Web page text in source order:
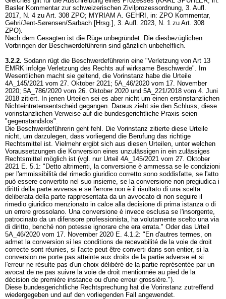
Basler Kommentar zur schweizerischen Zivilprozessordnung, 3. Aufl.
2017, N. 4 zu Art. 308 ZPO; MYRIAM A. GEHRI, in: ZPO Kommentar,
Gehri/Jent-Sørensen/Sarbach [Hrsg.], 3. Aufl. 2023, N. 1 zu Art. 308
ZPO).
Nach dem Gesagten ist die Rüge unbegründet. Die diesbezüglichen
Vorbringen der Beschwerdeführerin sind gänzlich unbehelflich.
3.2.2. Sodann rügt die Beschwerdeführerin eine "Verletzung von Art 13
EMRK infolge Verletzung des Rechts auf wirksame Beschwerde". Im
Wesentlichen macht sie geltend, die Vorinstanz habe die Urteile
4A_145/2021 vom 27. Oktober 2021; 5A_46/2020 vom 17. November
2020; 5A_786/2020 vom 26. Oktober 2020 und 5A_221/2018 vom 4. Juni
2018 zitiert. In jenen Urteilen sei es aber nicht um einen erstinstanzlichen
Nichteintretensentscheid gegangen. Daraus zieht sie den Schluss, diese
vorinstanzlichen Verweise auf die bundesgerichtliche Praxis seien
"gegenstandslos".
Die Beschwerdeführerin geht fehl. Die Vorinstanz zitierte diese Urteile
nicht, um darzulegen, dass vorliegend die Berufung das richtige
Rechtsmittel ist. Vielmehr ergibt sich aus diesen Urteilen, unter welchen
Voraussetzungen die Konversion eines unzulässigen in ein zulässiges
Rechtsmittel möglich ist (vgl. nur Urteil 4A_145/2021 vom 27. Oktober
2021 E. 5.1: "Detto altrimenti, la conversione è ammessa se le condizioni
per l'ammissibilità del rimedio giuridico corretto sono soddisfatte, se l'atto
può essere convertito nel suo insieme, se la conversione non pregiudica i
diritti della parte avversa e se l'errore non è il risultato di una scelta
deliberata della parte rappresentata da un avvocato di non seguire il
rimedio giuridico menzionato in calce alla decisione di prima istanza o di
un errore grossolano. Una conversione è invece esclusa se l'insorgente,
patrocinato da un difensore professionista, ha volutamente scelto una via
di diritto, benché non potesse ignorare che era errata." Oder das Urteil
5A_46/2020 vom 17. November 2020 E. 4.1.2: "En d'autres termes, on
admet la conversion si les conditions de recevabilité de la voie de droit
correcte sont réunies, si l'acte peut être converti dans son entier, si la
conversion ne porte pas atteinte aux droits de la partie adverse et si
l'erreur ne résulte pas d'un choix délibéré de la partie représentée par un
avocat de ne pas suivre la voie de droit mentionnée au pied de la
décision de première instance ou d'une erreur grossière.").
Diese bundesgerichtliche Rechtsprechung hat die Vorinstanz zutreffend
wiedergegeben und auf den vorliegenden Fall angewendet.